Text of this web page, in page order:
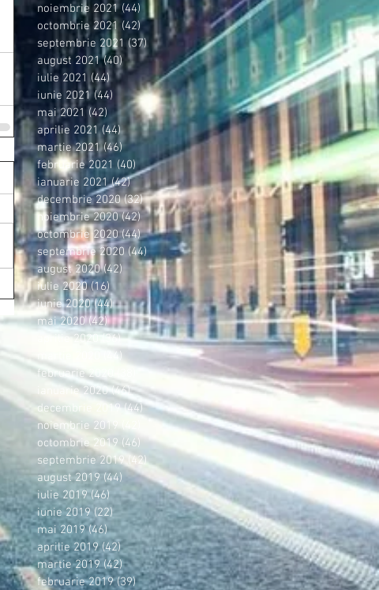
noiembrie 2021 (44) 44 postări
octombrie 2021 (42)42 postări
septembrie 2021 (37)37 postări
august 2021 (40)40 postări
iulie 2021 (44)44 postări
iunie 2021 (44) 44 postări
mai 2021 (42) 42 postări
aprilie 2021 (44)44 postări
martie 2021 (46)46 postări
februarie 2021 (40)40 postări
ianuarie 2021 (42)42 postări
decembrie 2020 (32)32 postări
noiembrie 2020 (42) 42 postări
octombrie 2020 (44)44 postări
septembrie 2020 (44)44 postări
august 2020 (42)42 postări
iulie 2020 (16)16 postări
iunie 2020 (44)44 postări
mai 2020 (42)42 postări
aprilie 2020 (36)36 postări
martie 2020
(44) 44 postări
februarie 2020
38 postări
ianuarie 2020 (46)46 postări
decembrie 2019 (44)44 postări
noiembrie 2019
42 postări
octombrie 2019 (46) 46 postări
septembrie 2019 (42)42 postări
august 2019 (44) 44 postări
iulie 2019 (46) 46 postări
iunie 2019 (22) 22 postări
mai 2019 (46)46 postări
aprilie 2019 (42)42 postări
martie 2019 (42)42 postări
februarie 2019 (39)39 postări